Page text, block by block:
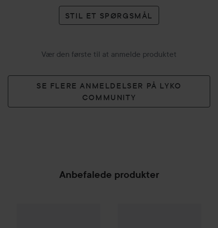
STIL ET SPØRGSMÅL
Vær den første til at anmelde produktet
SE FLERE ANMELDELSER PÅ LYKO
COMMUNITY
Anbefalede produkter